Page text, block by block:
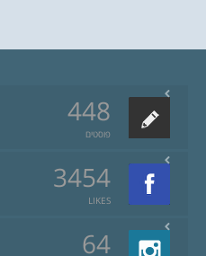
448
פוסטים
3454
LIKES
64